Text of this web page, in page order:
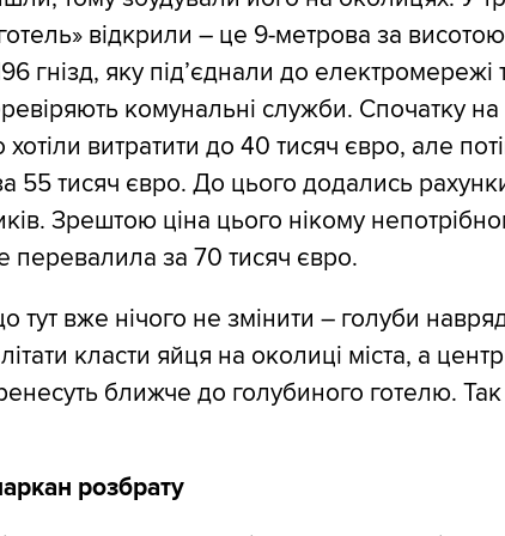
відкрили – це 9-метрова за висотою
гнізд, яку під’єднали до електромережі
комунальні служби. Спочатку на
хотіли витратити до 40 тисяч євро, але
55 тисяч євро. До цього додались
Зрештою ціна цього нікому
перевалила за 70 тисяч євро.
тут вже нічого не змінити – голуби
класти яйця на околиці міста, а центр
ближче до голубиного готелю. Так
розбрату